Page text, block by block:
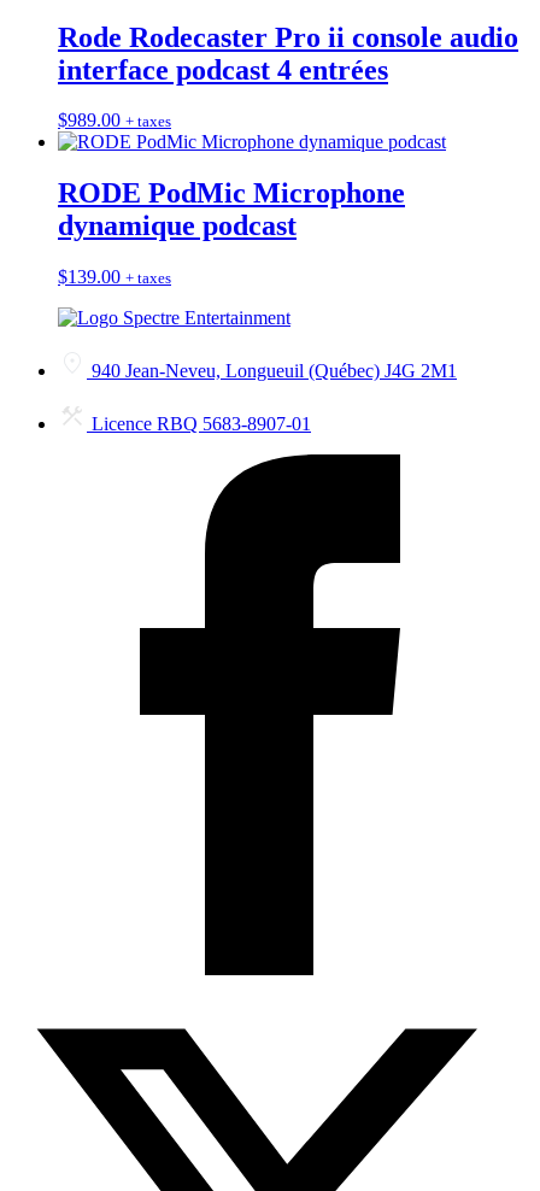
Rode Rodecaster Pro ii console audio
interface podcast 4 entrées
$989.00 + taxes
RODE PodMic Microphone
dynamique podcast
$139.00 + taxes
940 Jean-Neveu, Longueuil (Québec) J4G 2M1
Licence RBQ 5683-8907-01